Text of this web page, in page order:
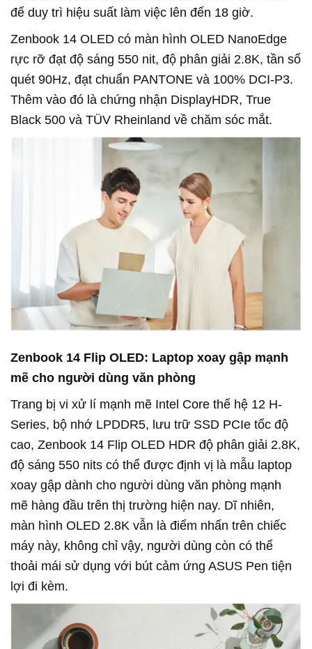
để duy trì hiệu suất làm việc lên đến 18 giờ.
Zenbook 14 OLED có màn hình OLED NanoEdge
rực rỡ đạt độ sáng 550 nit, độ phân giải 2.8K, tần số
quét 90Hz, đạt chuẩn PANTONE và 100% DCI-P3.
Thêm vào đó là chứng nhận DisplayHDR, True
Black 500 và TÜV Rheinland về chăm sóc mắt.
Zenbook 14 Flip OLED: Laptop xoay gập mạnh
mẽ cho người dùng văn phòng
Trang bị vi xử lí mạnh mẽ Intel Core thế hệ 12 H-
Series, bộ nhớ LPDDR5, lưu trữ SSD PCIe tốc độ
cao, Zenbook 14 Flip OLED HDR độ phân giải 2.8K,
độ sáng 550 nits có thể được định vị là mẫu laptop
xoay gập dành cho người dùng văn phòng mạnh
mẽ hàng đầu trên thị trường hiện nay. Dĩ nhiên,
màn hình OLED 2.8K vẫn là điểm nhấn trên chiếc
máy này, không chỉ vậy, người dùng còn có thể
thoải mái sử dụng với bút cảm ứng ASUS Pen tiện
lợi đi kèm.